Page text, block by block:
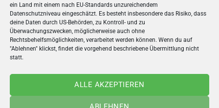
ein Land mit einem nach EU-Standards unzureichendem
Datenschutzniveau eingeschätzt. Es besteht insbesondere das Risiko, dass
deine Daten durch US-Behörden, zu Kontroll- und zu
Überwachungszwecken, möglicherweise auch ohne
Rechtsbehelfsmöglichkeiten, verarbeitet werden können. Wenn du auf
"Ablehnen" klickst, findet die vorgehend beschriebene Übermittlung nicht
statt.
ALLE AKZEPTIEREN
und Vorlagen nutzen. Nach dem Online-Design
erfolgt der Druck auf hochwertigem Karton. Direkt
im Anschluss wird die Postkarte an den
Empfänger verschickt. Perfekt für Urlaubsgrüße,
Mehr Postkarten online verschicken